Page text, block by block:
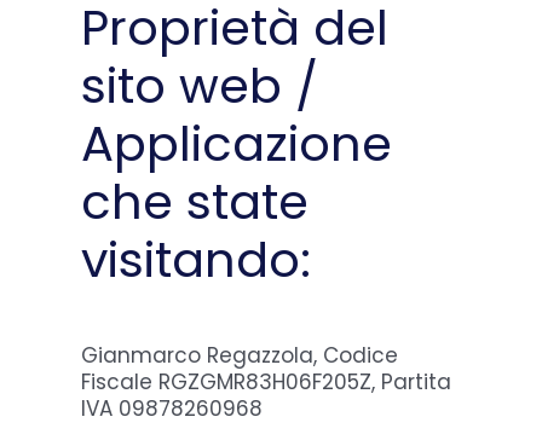
Domande Frequenti
Chi sono
Proprietà del
sito web /
Applicazione
che state
visitando:
Gianmarco Regazzola, Codice
Fiscale RGZGMR83H06F205Z, Partita
IVA 09878260968